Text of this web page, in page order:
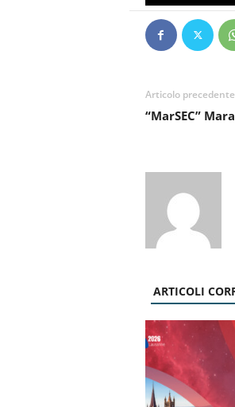
Articolo precedente
“MarSEC”
ARTICOLI